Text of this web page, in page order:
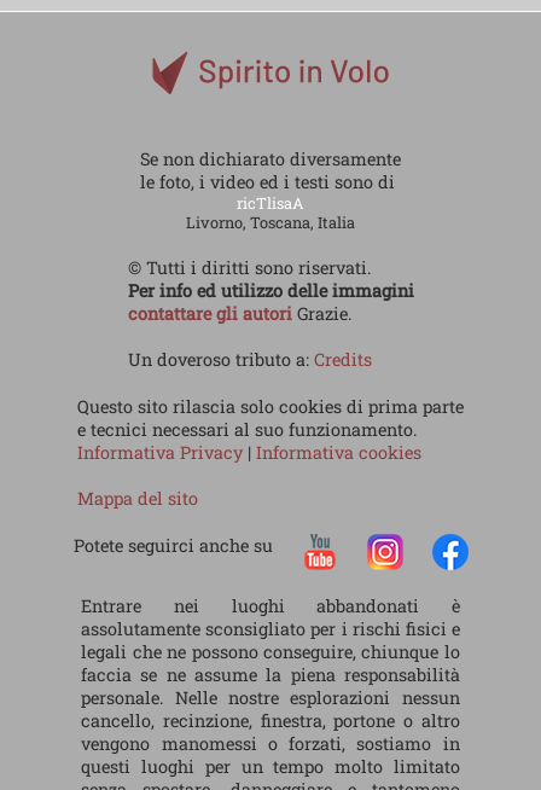
Se non dichiarato diversamente
le foto, i video ed i testi sono di
ricTlisaA
Livorno, Toscana, Italia
© Tutti i diritti sono riservati.
Per info ed utilizzo delle immagini
contattare gli autoriGrazie.
Un doveroso tributo a: Credits
Questo sito rilascia solo cookies di prima parte
e tecnici necessari al suo funzionamento.
Informativa Privacy | Informativa cookies
Mappa del sito
Potete seguirci anche su
Entrare nei luoghi abbandonati è
assolutamente sconsigliato per i rischi fisici e
legali che ne possono conseguire, chiunque lo
faccia se ne assume la piena responsabilità
personale. Nelle nostre esplorazioni nessun
cancello, recinzione, finestra, portone o altro
vengono manomessi o forzati, sostiamo in
questi luoghi per un tempo molto limitato